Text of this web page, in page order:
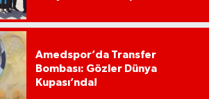
Amedspor’da Transfer
Bombası: Gözler Dünya
Kupası’nda!